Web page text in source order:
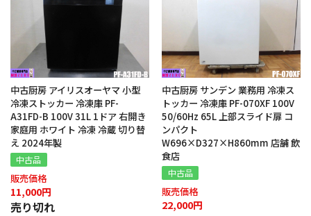
中古厨房 アイリスオーヤマ 小型
冷凍ストッカー 冷凍庫 PF-
A31FD-B 100V 31L 1ドア 右開き
家庭用 ホワイト 冷凍 冷蔵 切り替
え 2024年製
中古品
販売価格
11,000円
売り切れ
中古厨房 サンデン 業務用 冷凍ス
トッカー 冷凍庫 PF-070XF 100V
50/60Hz 65L 上部スライド扉 コ
ンパクト
W696×D327×H860mm 店舗 飲
食店
中古品
販売価格
22,000円